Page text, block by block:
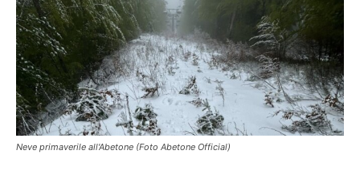
Neve primaverile all'Abetone (Foto Abetone Official)